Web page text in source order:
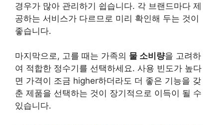
경우가 많아 관리하기 쉽습니다. 각 브랜드마다 제
공하는 서비스가 다르므로 미리 확인해 두는 것이
좋습니다.
마지막으로, 고를 때는 가족의 물 소비량을 고려하
여 적합한 정수기를 선택하세요. 사용 빈도가 높다
면 가격이 조금 higher하더라도 더 좋은 기능을 갖
춘 제품을 선택하는 것이 장기적으로 이득이 될 수
있습니다.